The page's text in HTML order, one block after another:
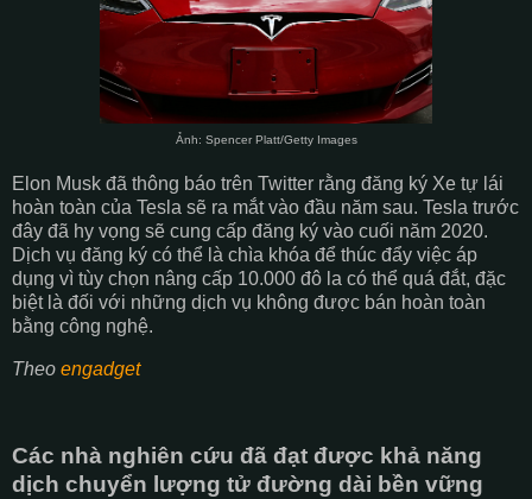
Ảnh: Spencer Platt/Getty Images
Elon Musk đã thông báo trên Twitter rằng đăng ký Xe tự lái
hoàn toàn của Tesla sẽ ra mắt vào đầu năm sau. Tesla trước
đây đã hy vọng sẽ cung cấp đăng ký vào cuối năm 2020.
Dịch vụ đăng ký có thể là chìa khóa để thúc đẩy việc áp
dụng vì tùy chọn nâng cấp 10.000 đô la có thể quá đắt, đặc
biệt là đối với những dịch vụ không được bán hoàn toàn
bằng công nghệ.
Theo engadget
Các nhà nghiên cứu đã đạt được khả năng
dịch chuyển lượng tử đường dài bền vững